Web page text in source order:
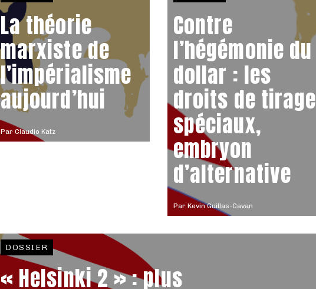
Par Claudio Katz
La théorie
marxiste de
l’impérialisme
aujourd’hui
Par Kevin Guillas-Cavan
Contre
l’hégémonie du
dollar : les
droits de tirage
spéciaux,
embryon
d’alternative
DOSSIER
« Helsinki 2 » : plus